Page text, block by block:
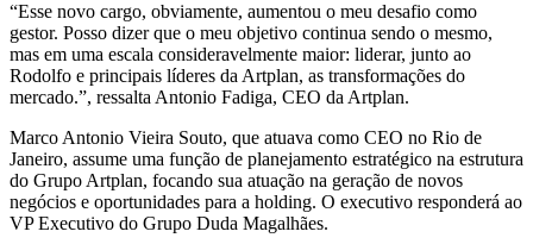
“Esse novo cargo, obviamente, aumentou o meu desafio como
gestor. Posso dizer que o meu objetivo continua sendo o mesmo,
mas em uma escala consideravelmente maior: liderar, junto ao
Rodolfo e principais líderes da Artplan, as transformações do
mercado.”, ressalta Antonio Fadiga, CEO da Artplan.
Marco Antonio Vieira Souto, que atuava como CEO no Rio de
Janeiro, assume uma função de planejamento estratégico na estrutura
do Grupo Artplan, focando sua atuação na geração de novos
negócios e oportunidades para a holding. O executivo responderá ao
VP Executivo do Grupo Duda Magalhães.